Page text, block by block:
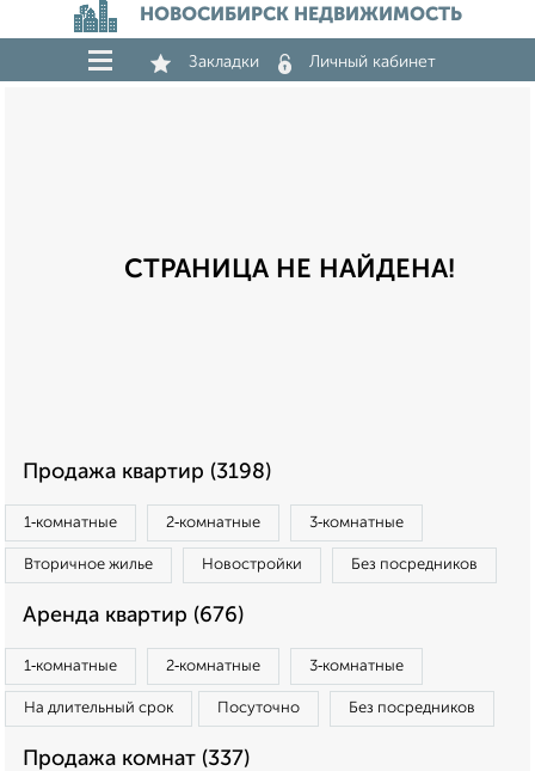
НОВОСИБИРСК НЕДВИЖИМОСТЬ
Закладки Личный кабинет
СТРАНИЦА НЕ НАЙДЕНА!
Продажа квартир (3198)
1‑комнатные 2‑комнатные 3‑комнатные
Вторичное жилье Новостройки Без посредников
Аренда квартир (676)
1‑комнатные 2‑комнатные 3‑комнатные
На длительный срок Посуточно Без посредников
Продажа комнат (337)